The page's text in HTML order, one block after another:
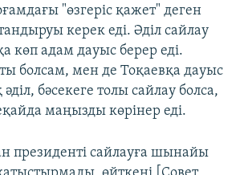
"өзгеріс қажет" деген
керек еді. Әділ сайлау
көп адам дауыс берер еді.
болсам, мен де Тоқаевқа дауыс
бәсекеге толы сайлау болса,
маңызды көрінер еді.
президенті сайлауға шынайы